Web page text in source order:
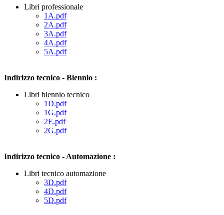
Libri professionale
1A.pdf
2A.pdf
3A.pdf
4A.pdf
5A.pdf
Indirizzo tecnico - Biennio :
Libri biennio tecnico
1D.pdf
1G.pdf
2E.pdf
2G.pdf
Indirizzo tecnico - Automazione :
Libri tecnico automazione
3D.pdf
4D.pdf
5D.pdf